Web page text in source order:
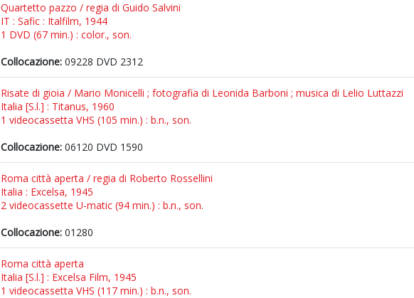
Quartetto pazzo / regia di Guido Salvini
IT : Safic : Italfilm, 1944
1 DVD (67 min.) : color., son.
Collocazione: 09228 DVD 2312
Risate di gioia / Mario Monicelli ; fotografia di Leonida Barboni ; musica di Lelio Luttazzi
Italia [S.l.] : Titanus, 1960
1 videocassetta VHS (105 min.) : b.n., son.
Collocazione: 06120 DVD 1590
Roma città aperta / regia di Roberto Rossellini
Italia : Excelsa, 1945
2 videocassette U-matic (94 min.) : b.n., son.
Collocazione: 01280
Roma città aperta
Italia [S.l.] : Excelsa Film, 1945
1 videocassetta VHS (117 min.) : b.n., son.